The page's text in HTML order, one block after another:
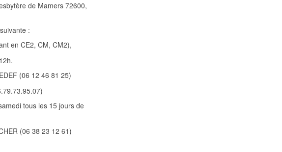
de Mamers 72600,
:
en CE2, CM, CM2),
(06 12 46 81 25)
tous les 15 jours de
(06 38 23 12 61)